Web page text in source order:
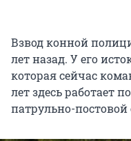
Взвод конной
лет назад. У его
которая сейчас
лет здесь работает
патрульно-